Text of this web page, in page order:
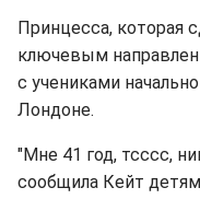
Принцесса, которая
ключевым
с учениками
Лондоне.
"Мне 41 год, тсссс,
сообщила Кейт